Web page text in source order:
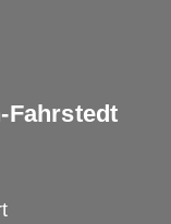
Fahrstedt